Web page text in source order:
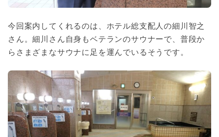
今回案内してくれるのは、ホテル総支配人の細川智之
さん。細川さん自身もベテランのサウナーで、普段か
らさまざまなサウナに足を運んでいるそうです。